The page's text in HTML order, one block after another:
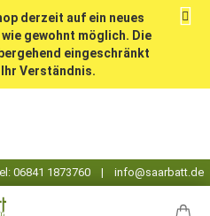
derzeit auf ein neues
gewohnt möglich. Die
eingeschränkt
Verständnis.